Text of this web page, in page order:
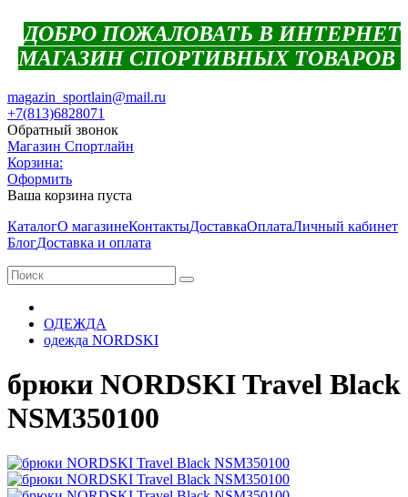
ДОБРО ПОЖАЛОВАТЬ В ИНТЕРНЕТ
МАГАЗИН СПОРТИВНЫХ ТОВАРОВ
magazin_sportlain@mail.ru
+7(813)6828071
Обратный звонок
Магазин Спортлайн
Корзина:
Оформить
Ваша корзина пуста
КаталогО магазинеКонтактыДоставкаОплатаЛичный кабинет
БлогДоставка и оплата
ОДЕЖДА
одежда NORDSKI
брюки NORDSKI Travel Black
NSM350100